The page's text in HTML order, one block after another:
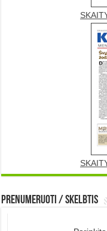
Prenumeruoti / Skelbtis